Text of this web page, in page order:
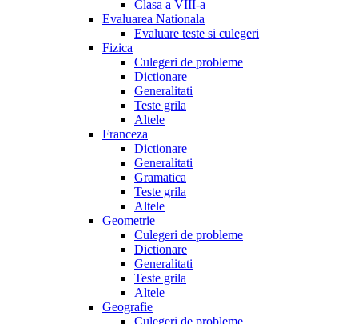
Clasa a VIII-a
Evaluarea Nationala
Evaluare teste si culegeri
Fizica
Culegeri de probleme
Dictionare
Generalitati
Teste grila
Altele
Franceza
Dictionare
Generalitati
Gramatica
Teste grila
Altele
Geometrie
Culegeri de probleme
Dictionare
Generalitati
Teste grila
Altele
Geografie